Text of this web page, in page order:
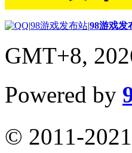
|98游戏发布站|98游戏发
GMT+8,
Powered by
© 2011-2021